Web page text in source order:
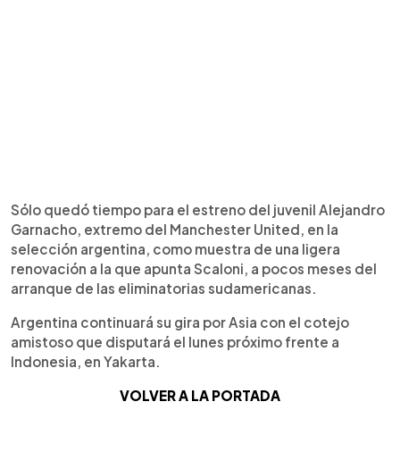
Sólo quedó tiempo para el estreno del juvenil Alejandro
Garnacho, extremo del Manchester United, en la
selección argentina, como muestra de una ligera
renovación a la que apunta Scaloni, a pocos meses del
arranque de las eliminatorias sudamericanas.
Argentina continuará su gira por Asia con el cotejo
amistoso que disputará el lunes próximo frente a
Indonesia, en Yakarta.
VOLVER A LA PORTADA